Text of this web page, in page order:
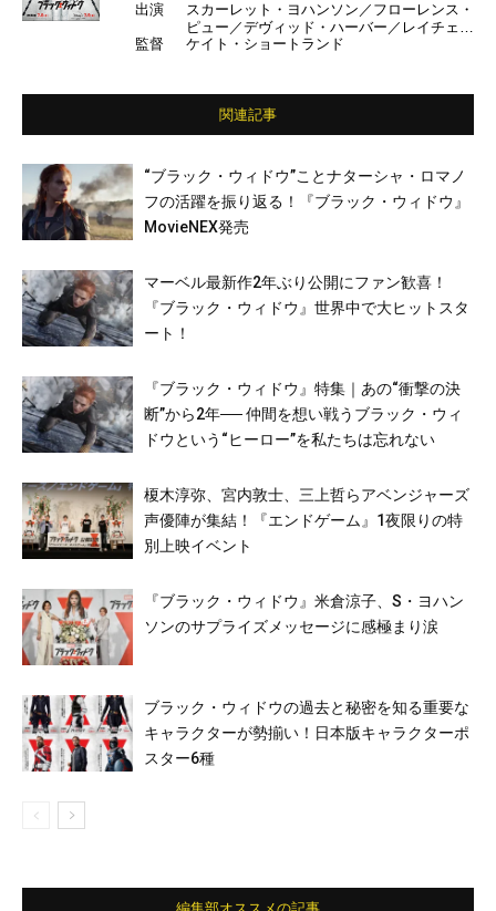
出演
スカーレット・ヨハンソン／フローレンス・
ピュー／デヴィッド・ハーバー／レイチェ
ル・ワイズ ほか
監督 ケイト・ショートランド
関連記事
“ブラック・ウィドウ”ことナターシャ・ロマノ
フの活躍を振り返る！『ブラック・ウィドウ』
MovieNEX発売
マーベル最新作2年ぶり公開にファン歓喜！
『ブラック・ウィドウ』世界中で大ヒットスタ
ート！
『ブラック・ウィドウ』特集｜あの“衝撃の決
断”から2年── 仲間を想い戦うブラック・ウィ
ドウという“ヒーロー”を私たちは忘れない
榎木淳弥、宮内敦士、三上哲らアベンジャーズ
声優陣が集結！『エンドゲーム』1夜限りの特
別上映イベント
『ブラック・ウィドウ』米倉涼子、S・ヨハン
ソンのサプライズメッセージに感極まり涙
ブラック・ウィドウの過去と秘密を知る重要な
キャラクターが勢揃い！日本版キャラクターポ
スター6種